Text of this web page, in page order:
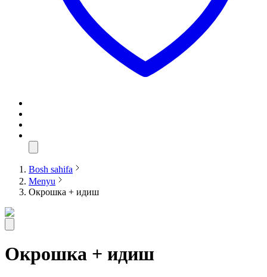
Bosh sahifa
Menyu
Окрошка + идиш
Окрошка + идиш